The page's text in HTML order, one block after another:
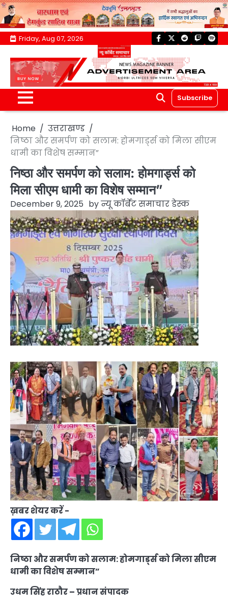
Skip
content
Friday, Aug 07, 2026 facebook
twitterreddittwitch
Subscribe
Home
उत्तराखण्ड
निष्ठा और समर्पण को सलाम: होमगार्ड्स को मिला सीएम
धामी का विशेष सम्मान”
निष्ठा और समर्पण को सलाम: होमगार्ड्स को
मिला सीएम धामी का विशेष सम्मान”
December 9, 2025 byन्यू कॉर्बेट समाचार डेस्क
ख़बर शेयर करें -
निष्ठा और समर्पण को सलाम: होमगार्ड्स को मिला सीएम
धामी का विशेष सम्मान”
उधम सिंह राठौर – प्रधान संपादक